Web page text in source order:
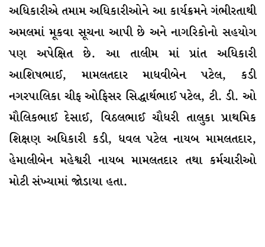
અધિકારીએ તમામ અધિકારીઓને આ કાર્યક્રમને ગંભીરતાથી
અમલમાં મૂકવા સૂચના આપી છે અને નાગરિકોનો સહયોગ
પણ અપેક્ષિત છે. આ તાલીમ માં પ્રાંત અધિકારી
આશિષભાઈ, મામલતદાર માધવીબેન પટેલ, કડી
નગરપાલિકા ચીફ ઓફિસર સિદ્ધાર્થભાઈ પટેલ, ટી. ડી. ઓ
મૌલિકભાઈ દેસાઈ, વિઠલભાઈ ચૌધરી તાલુકા પ્રાથમિક
શિક્ષણ અધિકારી કડી, ધવલ પટેલ નાયબ મામલતદાર,
હેમાલીબેન મહેશ્વરી નાયબ મામલતદાર તથા કર્મચારીઓ
મોટી સંખ્યામાં જોડાયા હતા.